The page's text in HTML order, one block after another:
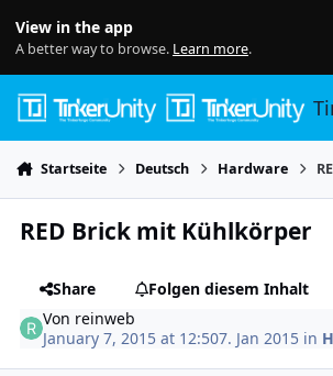
View in the app
A better way to browse. Learn more.
Startseite Deutsch Hardware
RED Brick mit Kühlkörper
Share
Folgen diesem Inhalt
Von reinweb
January 7, 2015 at 12:507. Jan 2015 in